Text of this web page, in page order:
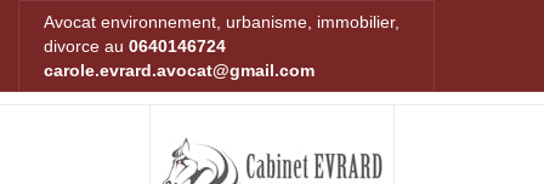
Avocat environnement, urbanisme, immobilier,
divorce au 0640146724
carole.evrard.avocat@gmail.com